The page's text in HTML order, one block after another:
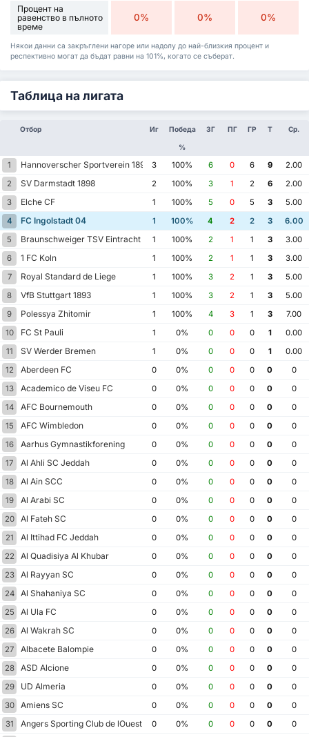
Процент на
равенство в пълното
време
0% 0% 0%
Някои данни са закръглени нагоре или надолу до най-близкия процент и
респективно могат да бъдат равни на 101%, когато се съберат.
Таблица на лигата
Отбор Иг Победа
%
ЗГ ПГ ГР Т Ср.
1 Hannoverscher Sportverein 1896 3 100% 6 0 6 9
2.00
2
SV Darmstadt 1898 2 100% 3 1 2 6
2.00
3
Elche CF 1 100% 5 0 5 3
5.00
4
FC Ingolstadt 04 1 100% 4 2 2 3
6.00
5
Braunschweiger TSV Eintracht 1895
1 100% 2 1 1 3
3.00
6
1 FC Koln 1 100% 2 1 1 3
3.00
7
Royal Standard de Liege 1 100% 3 2 1 3
5.00
8
VfB Stuttgart 1893 1 100% 3 2 1 3
5.00
9
Polessya Zhitomir 1 100% 4 3 1 3
7.00
10
FC St Pauli 1 0% 0 0 0 1
0.00
11
SV Werder Bremen 1 0% 0 0 0 1
0.00
12
Aberdeen FC 0 0% 0 0 0 0
0
13
Academico de Viseu FC 0 0% 0 0 0 0
0
14
AFC Bournemouth 0 0% 0 0 0 0
0
15
AFC Wimbledon 0 0% 0 0 0 0
0
16
Aarhus Gymnastikforening 0 0% 0 0 0 0
0
17
Al Ahli SC Jeddah 0 0% 0 0 0 0
0
18
Al Ain SCC 0 0% 0 0 0 0
0
19
Al Arabi SC 0 0% 0 0 0 0
0
20
Al Fateh SC 0 0% 0 0 0 0
0
21
Al Ittihad FC Jeddah 0 0% 0 0 0 0
0
22
Al Quadisiya Al Khubar 0 0% 0 0 0 0
0
23
Al Rayyan SC 0 0% 0 0 0 0
0
24
Al Shahaniya SC 0 0% 0 0 0 0
0
25
Al Ula FC 0 0% 0 0 0 0
0
26
Al Wakrah SC 0 0% 0 0 0 0
0
27
Albacete Balompie 0 0% 0 0 0 0
0
28
ASD Alcione 0 0% 0 0 0 0
0
29
UD Almeria 0 0% 0 0 0 0
0
30
Amiens SC 0 0% 0 0 0 0
0
31
Angers Sporting Club de lOuest 0 0% 0 0 0 0 0